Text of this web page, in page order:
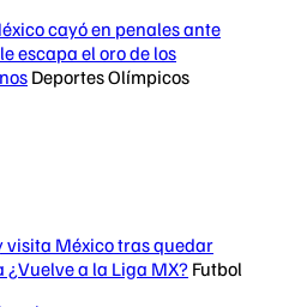
cayó en penales ante
escapa el oro de los
Deportes Olímpicos
visita México tras quedar
¿Vuelve a la Liga MX? Futbol